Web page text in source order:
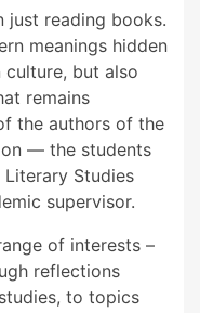
just reading books.
meanings hidden
culture, but also
remains
the authors of the
— the students
Literary Studies
supervisor.
of interests –
reflections
to topics